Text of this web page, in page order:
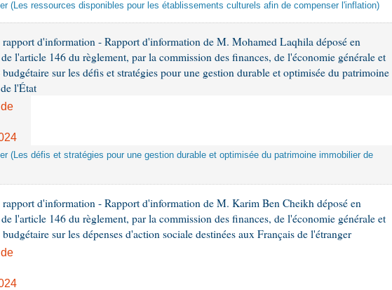
(Les ressources disponibles pour les établissements culturels afin de compenser l'inflation)
rapport d'information - Rapport d'information de M. Mohamed Laqhila déposé en
l'article 146 du règlement, par la commission des finances, de l'économie générale et
sur les défis et stratégies pour une gestion durable et optimisée du patrimoine
l'État
(Les défis et stratégies pour une gestion durable et optimisée du patrimoine immobilier de
rapport d'information - Rapport d'information de M. Karim Ben Cheikh déposé en
l'article 146 du règlement, par la commission des finances, de l'économie générale et
sur les dépenses d'action sociale destinées aux Français de l'étranger